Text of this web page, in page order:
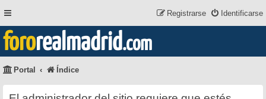
Identificarse
Registrarse
fororealmadrid.com
Portal Índice